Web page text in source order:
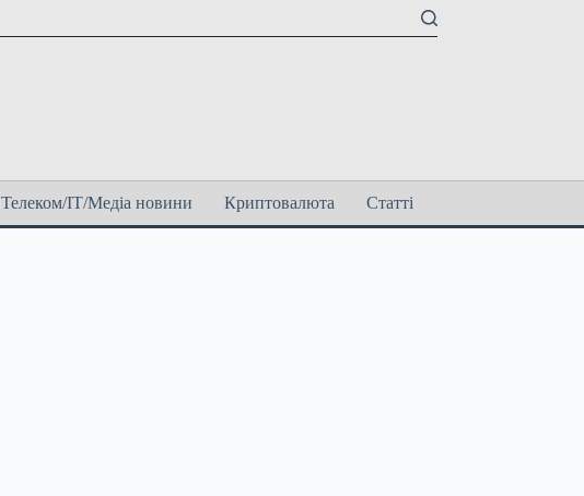
Телеком/ІТ/Медіа новини Криптовалюта Статті